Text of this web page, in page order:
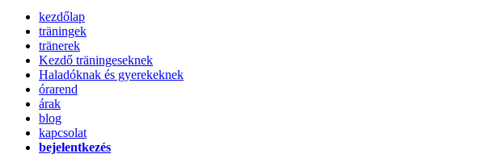
kezdőlap
träningek
tränerek
Kezdő träningeseknek
Haladóknak és gyerekeknek
órarend
árak
blog
kapcsolat
bejelentkezés